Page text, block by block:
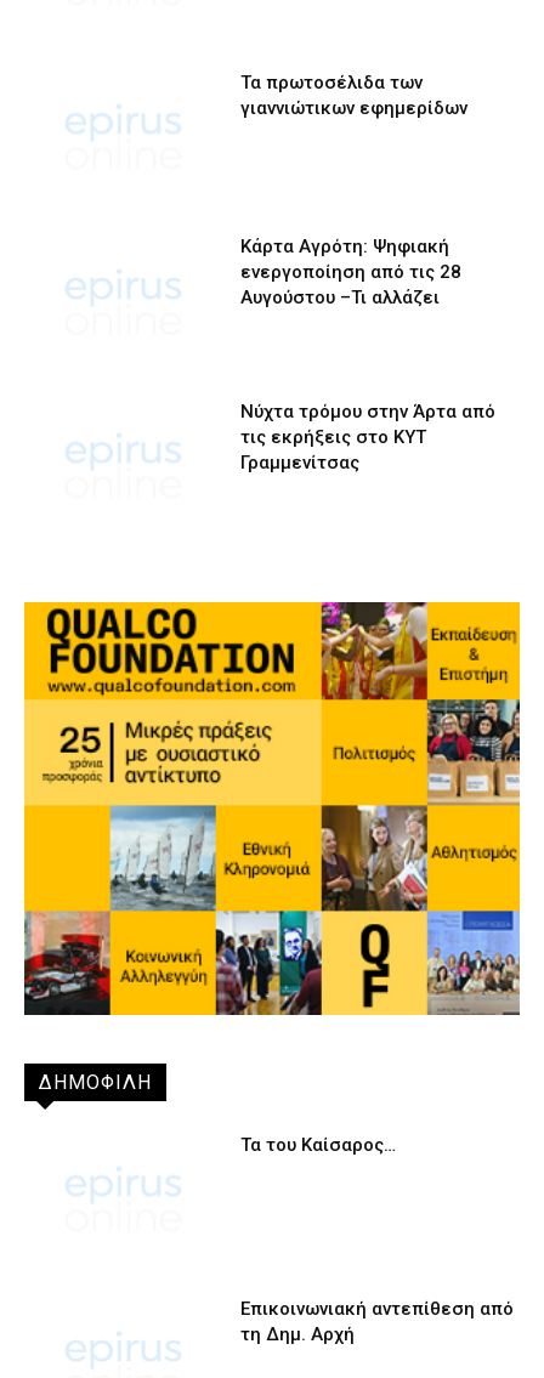
Τα πρωτοσέλιδα των
γιαννιώτικων εφημερίδων
Κάρτα Αγρότη: Ψηφιακή
ενεργοποίηση από τις 28
Αυγούστου –Τι αλλάζει
Νύχτα τρόμου στην Άρτα από
τις εκρήξεις στο ΚΥΤ
Γραμμενίτσας
ΔΗΜΟΦΙΛΗ
Τα του Καίσαρος…
Επικοινωνιακή αντεπίθεση από
τη Δημ. Αρχή